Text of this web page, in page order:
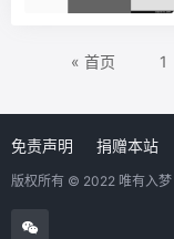
« 首页 1
免责声明 捐赠本站
版权所有 © 2022 唯有入梦